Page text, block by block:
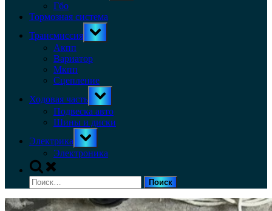
Гбо
Тормозная система
Трансмиссия
Toggle
sub-
Акпп
Вариатор
Мкпп
Сцепление
Ходовая часть
Toggle
sub-
menu
Подвеска авто
Шины и диски
Электрика
Toggle
sub-
menu
Электроника
Toggle
search
form
Найти: